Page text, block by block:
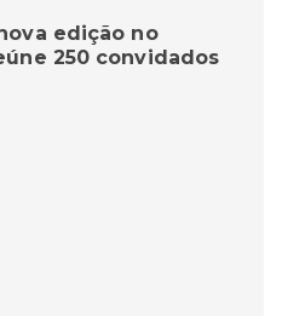
edição no
250 convidados